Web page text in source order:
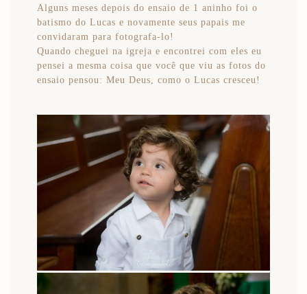
Alguns meses depois do ensaio de 1 aninho foi o
batismo do Lucas e novamente seus papais me
convidaram para fotografa-lo!
Quando cheguei na igreja e encontrei com eles eu
pensei a mesma coisa que você que viu as fotos do
ensaio pensou: Meu Deus, como o Lucas cresceu!